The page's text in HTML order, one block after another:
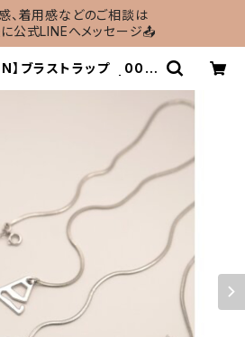
、着用感などのご相談は
公式LINEへメッセージ📤
】ブラストラップ 005